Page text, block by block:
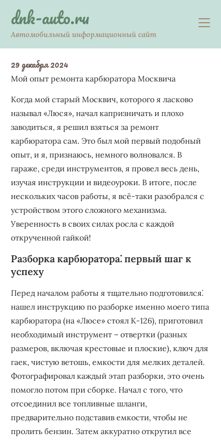
contentdnk-auto.ru
Автомобильный информационный сайт
29 декабря 2024
Мой опыт ремонта карбюратора Москвича
Когда мой старый Москвич, которого я ласково
называл «Люся», начал капризничать и плохо
заводиться, я решил взяться за ремонт
карбюратора сам. Это был мой первый подобный
опыт, и я, признаюсь, немного волновался. В
гараже, среди инструментов, я провел весь день,
изучая инструкции и видеоуроки. В итоге, после
нескольких часов работы, я всё-таки разобрался с
устройством этого сложного механизма.
Уверенность в своих силах росла с каждой
открученной гайкой!
Разборка карбюратора⁚ первый шаг к
успеху
Перед началом работы я тщательно подготовился⁚
нашел инструкцию по разборке именно моего типа
карбюратора (на «Люсе» стоял К-126), приготовил
необходимый инструмент – отвертки (разных
размеров, включая крестовые и плоские), ключ для
гаек, чистую ветошь, емкости для мелких деталей.
Фотографировал каждый этап разборки, это очень
помогло потом при сборке. Начал с того, что
отсоединил все топливные шланги,
предварительно подставив емкости, чтобы не
пролить бензин. Затем аккуратно открутил все